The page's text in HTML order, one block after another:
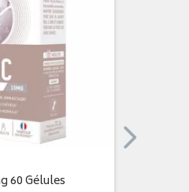
60 Gélules